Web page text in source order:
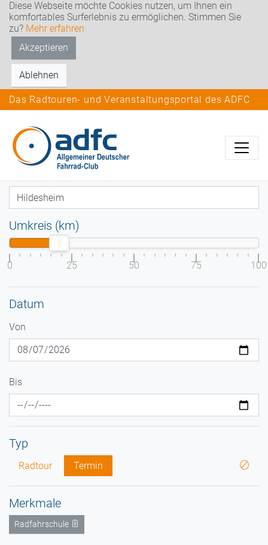
Diese Webseite möchte Cookies nutzen, um Ihnen ein
komfortables Surferlebnis zu ermöglichen. Stimmen Sie
zu? Mehr erfahren
Akzeptieren
Ablehnen
Das Radtouren- und Veranstaltungsportal des ADFC
Umkreis (km)
0 25 50 75 100
Datum
Von
Bis
Typ
Radtour Termin
Merkmale
Radfahrschule